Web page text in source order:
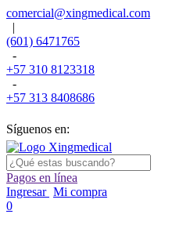
comercial@xingmedical.com
|
(601) 6471765
-
+57 310 8123318
-
+57 313 8408686
Síguenos en:
Pagos en línea
Ingresar Mi compra
0